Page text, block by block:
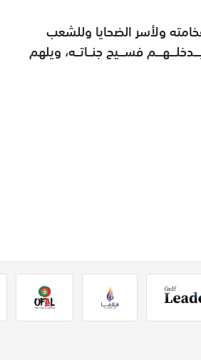
ولأسر الضحايا وللشعب
فســـيح جنــاتــه، ويلهم